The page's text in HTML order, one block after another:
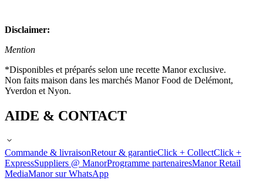
Disclaimer:
Mention
*Disponibles et préparés selon une recette Manor exclusive.
Non faits maison dans les marchés Manor Food de Delémont,
Yverdon et Nyon.
AIDE & CONTACT
Commande & livraisonRetour & garantieClick + CollectClick +
ExpressSuppliers @ ManorProgramme partenairesManor Retail
MediaManor sur WhatsApp